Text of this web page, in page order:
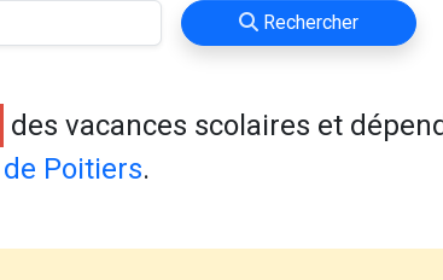
Rechercher
des vacances scolaires et
Poitiers.